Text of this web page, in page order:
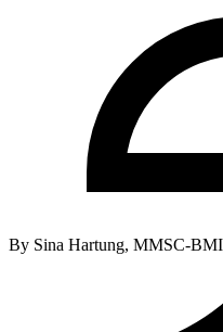
By Sina Hartung, MMSC-